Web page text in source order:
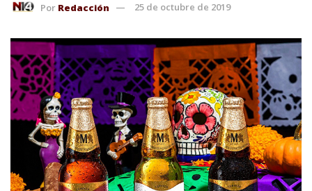
Por Redacción 25 de octubre de 2019